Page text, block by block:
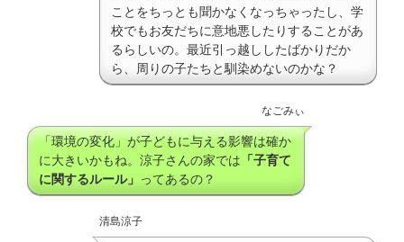
ことをちっとも聞かなくなっちゃったし、学
校でもお友だちに意地悪したりすることがあ
るらしいの。最近引っ越ししたばかりだか
ら、周りの子たちと馴染めないのかな？
なごみぃ
「環境の変化」が子どもに与える影響は確か
に大きいかもね。涼子さんの家では 「子育て
に関するルール」 ってあるの？
清島涼子